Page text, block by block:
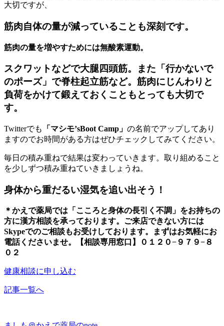
大切ですが、
筋肉自体の量が減っていることも深刻です。
筋肉の量を増やすためには無酸素運動。
スクワットなどで大腿四頭筋。また「行かないで
のポーズ」で脊柱起立筋など。筋肉にじんわりと
負荷をかけて鍛えておくこともとっても大切で
す。
Twitterでも 「マシモ’sBoot Camp」 の名前でアップしてあり
ますのでお時間がある方はぜひチェックしてみてください。
毎日の積み重ねで結果は変わっていきます。取り組めること
を少しずつ積み重ねていきましょうね。
身体から重だるい湿気を追い出そう！
＊かえで薬局では「こころと身体の長引く不調」をお持ちの
方に漢方相談を承っております。ご来店できない方には
Skypeでのご相談もお受けしております。まずはお気軽にお
電話くださいませ。【相談専用窓口】０１２０−９７９−８
０２
健康相談に申し込む
記事一覧へ